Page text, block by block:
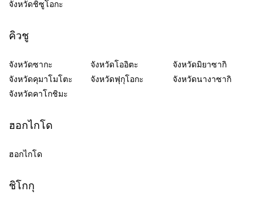
จังหวัดชิซูโอกะ
คิวชู
จังหวัดซากะ จังหวัดโออิตะ
จังหวัดมิยาซากิ
จังหวัดคุมาโมโตะ
จังหวัดฟุกุโอกะ
จังหวัดนางาซากิ
จังหวัดคาโกชิมะ
ฮอกไกโด
ฮอกไกโด
ชิโกกุ